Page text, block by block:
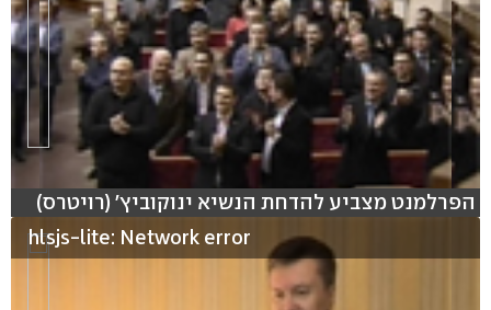
הפרלמנט מצביע להדחת הנשיא ינוקוביץ' (רויטרס)
hlsjs-lite: Network error